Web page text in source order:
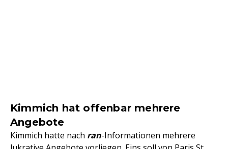
Kimmich hat offenbar mehrere
Angebote
Kimmich hatte nach ran-Informationen mehrere